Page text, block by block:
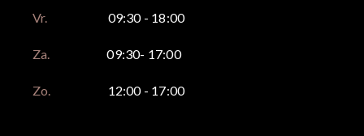
Vr. 09:30 - 18:00
Za. 09:30- 17:00
Zo. 12:00 - 17:00